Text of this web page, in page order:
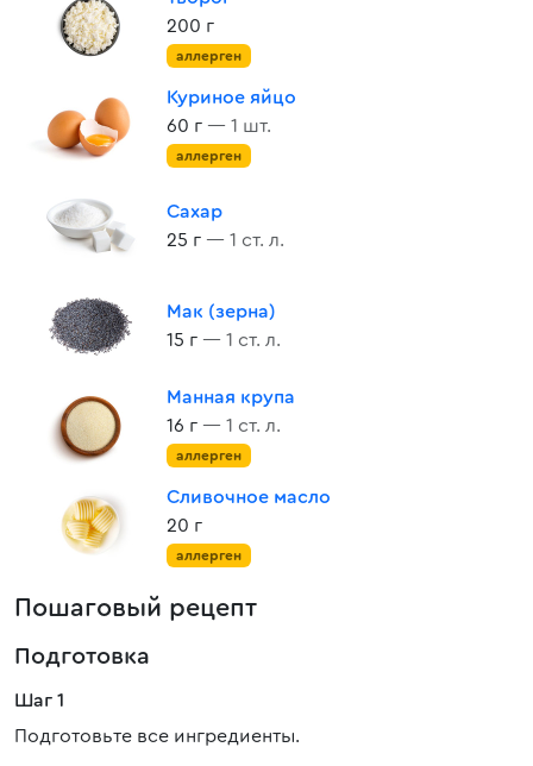
200 г
аллерген
Куриное яйцо
60 г — 1 шт.
аллерген
Сахар
25 г — 1 ст. л.
Мак (зерна)
15 г — 1 ст. л.
Манная крупа
16 г — 1 ст. л.
аллерген
Сливочное масло
20 г
аллерген
Пошаговый рецепт
Подготовка
Шаг 1
Подготовьте все ингредиенты.